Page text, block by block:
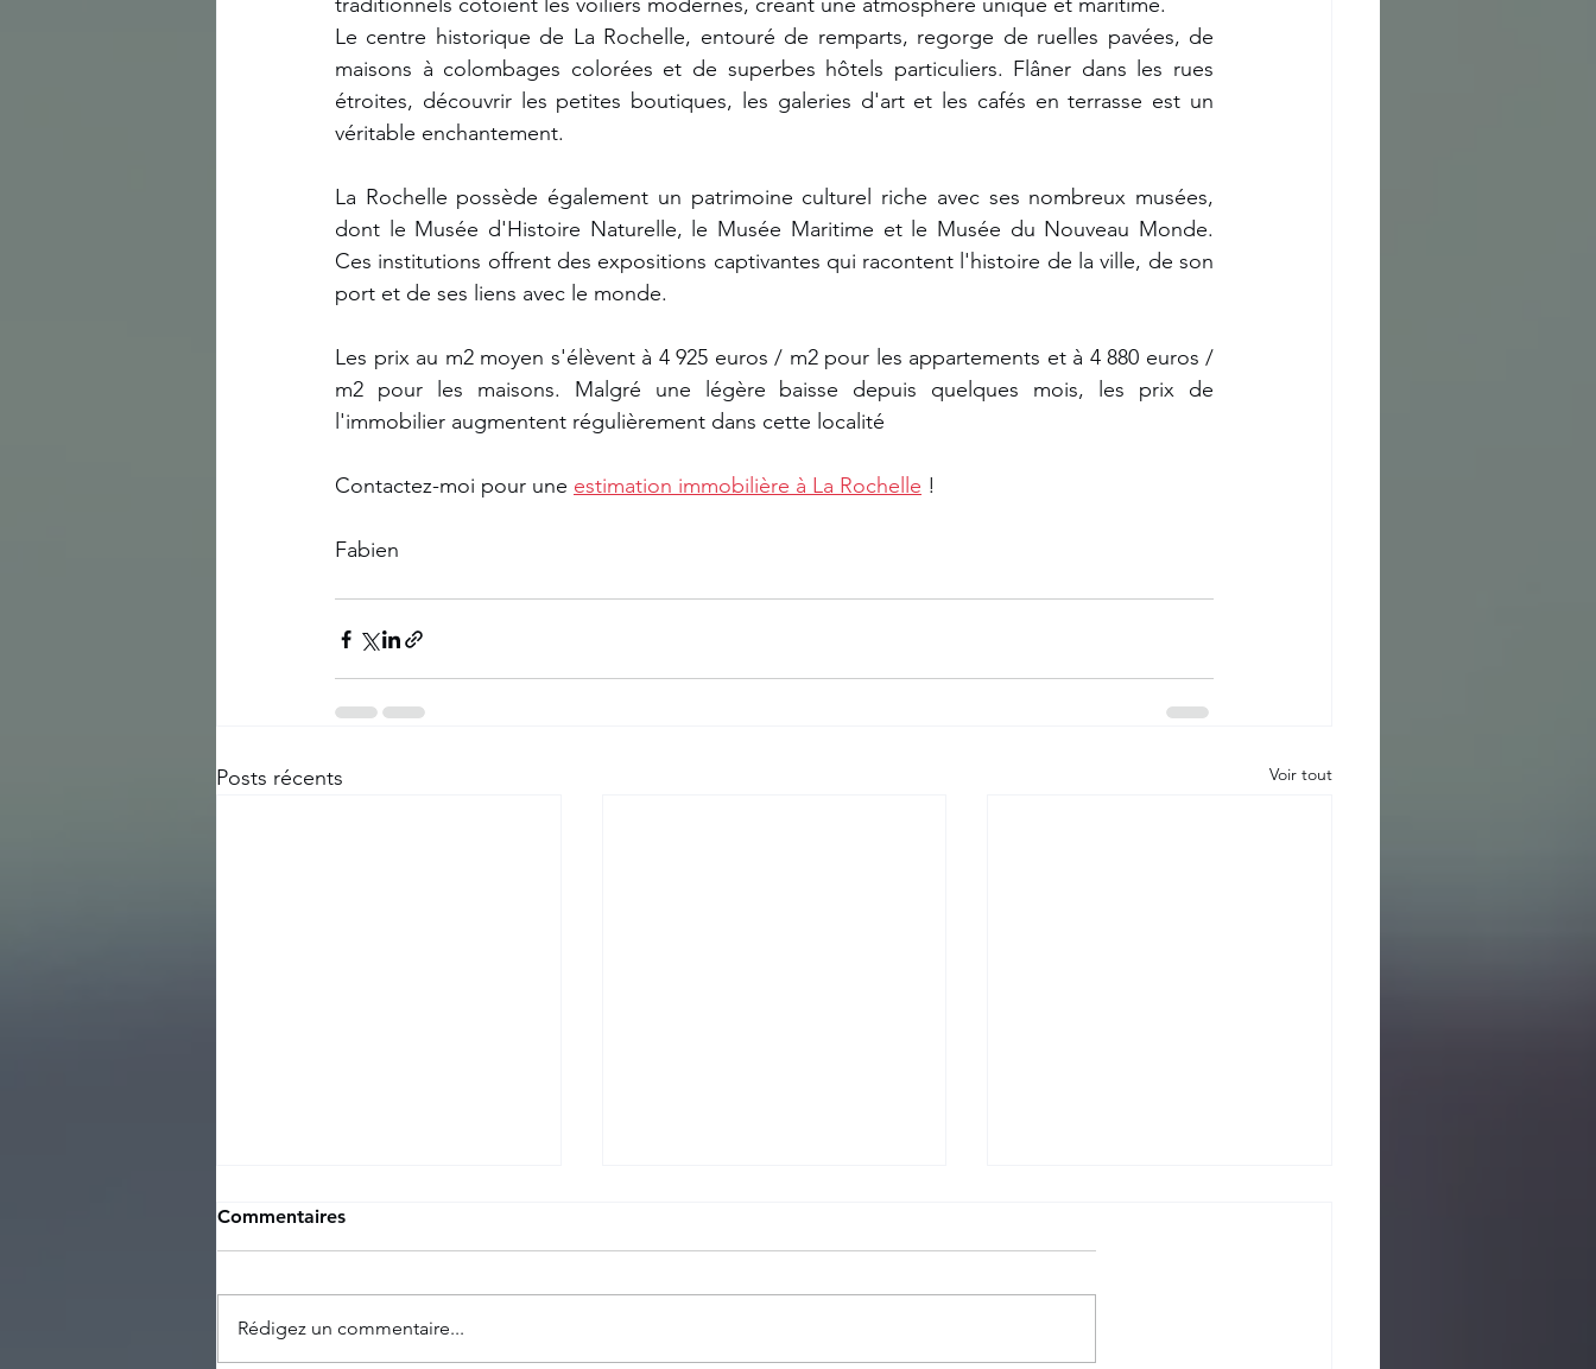
Le centre historique de La Rochelle, entouré de remparts, regorge de ruelles pavées, de
maisons à colombages colorées et de superbes hôtels particuliers. Flâner dans les rues
étroites, découvrir les petites boutiques, les galeries d'art et les cafés en terrasse est un
véritable enchantement.
La Rochelle possède également un patrimoine culturel riche avec ses nombreux musées,
dont le Musée d'Histoire Naturelle, le Musée Maritime et le Musée du Nouveau Monde.
Ces institutions offrent des expositions captivantes qui racontent l'histoire de la ville, de son
port et de ses liens avec le monde.
Les prix au m2 moyen s'élèvent à 4 925 euros / m2 pour les appartements et à 4 880 euros /
m2 pour les maisons. Malgré une légère baisse depuis quelques mois, les prix de
l'immobilier augmentent régulièrement dans cette localité
Contactez-moi pour une estimation immobilière à La Rochelle !
Fabien
Posts récents Voir tout
Commentaires
Rédigez un commentaire...